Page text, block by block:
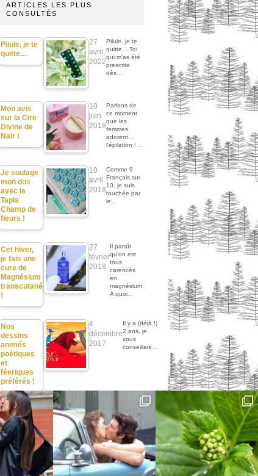
ARTICLES LES PLUS
CONSULTÉS
Pilule, je te
quitte…
27
avril
2022
Pilule, je te
quitte... Toi
qui m'as été
prescrite
dès…
Mon avis
sur la Cire
Divine de
Nair !
10
juin
2018
Parlons de
ce moment
que les
femmes
adorent...
l'épilation !…
Je soulage
mon dos
avec le
Tapis
Champ de
fleurs !
10
avril
2018
Comme 9
Français sur
10, je suis
touchée par
le…
Cet hiver,
je fais une
cure de
Magnésium
transcutané
!
27
février
2018
Il paraît
qu'on est
tous
carencés
en
magnésium.
A quoi…
Nos
dessins
animés
poétiques
et
féeriques
préférés !
4
décembre
2017
Il y a (déjà !)
2 ans, je
vous
conseillais…